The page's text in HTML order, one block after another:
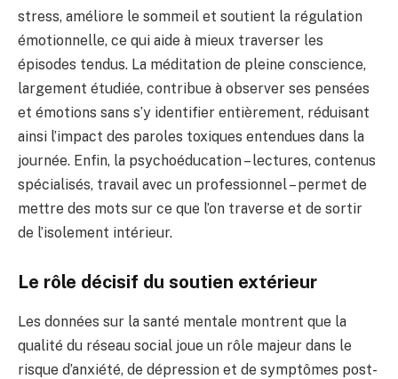
stress, améliore le sommeil et soutient la régulation
émotionnelle, ce qui aide à mieux traverser les
épisodes tendus. La méditation de pleine conscience,
largement étudiée, contribue à observer ses pensées
et émotions sans s’y identifier entièrement, réduisant
ainsi l’impact des paroles toxiques entendues dans la
journée. Enfin, la psychoéducation – lectures, contenus
spécialisés, travail avec un professionnel – permet de
mettre des mots sur ce que l’on traverse et de sortir
de l’isolement intérieur.
Le rôle décisif du soutien extérieur
Les données sur la santé mentale montrent que la
qualité du réseau social joue un rôle majeur dans le
risque d’anxiété, de dépression et de symptômes post-